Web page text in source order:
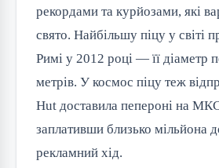
рекордами та курйозами, які
свято. Найбільшу піцу у світі
Римі у 2012 році — її діаметр
метрів. У космос піцу теж
Hut доставила пепероні на
заплативши близько мільйона
рекламний хід.